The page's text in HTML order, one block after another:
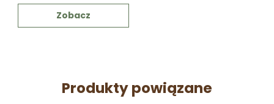
Zobacz
Produkty powiązane